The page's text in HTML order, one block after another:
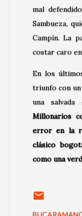
mal
Sambueza,
Campín. La
costar caro
En los
triunfo con un
una salvada
Millonarios
error en la
clásico
como una